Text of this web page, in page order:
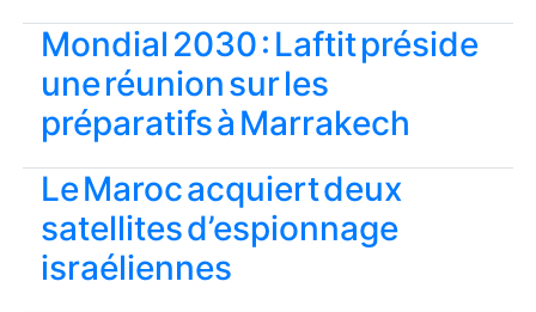
Mondial 2030 : Laftit préside
une réunion sur les
préparatifs à Marrakech
Le Maroc acquiert deux
satellites d’espionnage
israéliennes